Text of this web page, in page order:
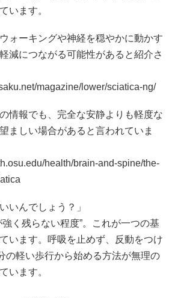
います。
ォーキングや神経を穏やかに動かす
減につながる可能性があると紹介さ
magazine/lower/sciatica-ng/
情報でも、完全な安静よりも軽度な
ましい場合があると言われていま
health/brain-and-spine/the-
いんでしょう？」
強く残らない程度”。これが一つの基
います。呼吸を止めず、反動をつけ
の軽い歩行から始める方法が無理の
います。